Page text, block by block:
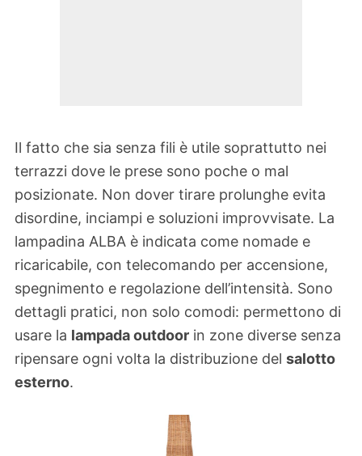
Il fatto che sia senza fili è utile soprattutto nei
terrazzi dove le prese sono poche o mal
posizionate. Non dover tirare prolunghe evita
disordine, inciampi e soluzioni improvvisate. La
lampadina ALBA è indicata come nomade e
ricaricabile, con telecomando per accensione,
spegnimento e regolazione dell’intensità. Sono
dettagli pratici, non solo comodi: permettono di
usare la lampada outdoor in zone diverse senza
ripensare ogni volta la distribuzione del salotto
esterno.